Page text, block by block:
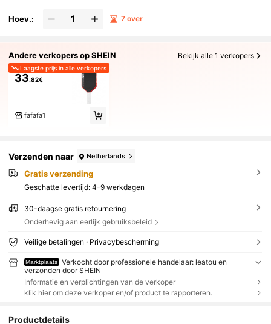
Hoev.: 7 over
Andere verkopers op SHEIN Bekijk alle 1 verkopers
Laagste prijs in alle verkopers
33.82€
fafafa1
Verzenden naar Netherlands
Gratis verzending
Geschatte levertijd: 4-9 werkdagen
30-daagse gratis retournering
Onderhevig aan eerlijk gebruiksbeleid
Veilige betalingen · Privacybescherming
Marktplaats
Verkocht door professionele handelaar: leatou en
verzonden door SHEIN
Informatie en verplichtingen van de verkoper
klik hier om deze verkoper en/of product te rapporteren.
Productdetails